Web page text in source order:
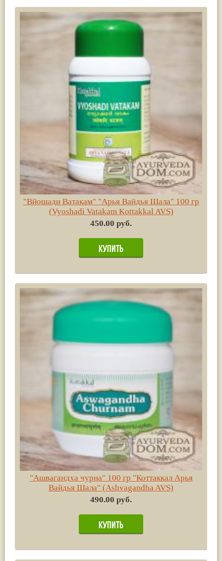
"Вйошади Ватакам" "Арья Вайдья Шала" 100 гр
(Vyoshadi Vatakam Kottakkal AVS)
450.00 руб.
"Ашвагандха чурна" 100 гр "Коттаккал Арья
Вайдья Шала" (Ashvagandha AVS)
490.00 руб.